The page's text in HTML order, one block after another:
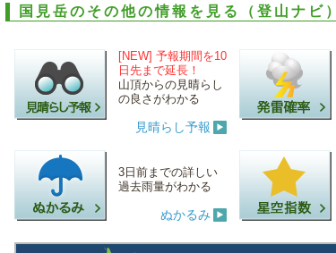
国見岳のその他の情報を見る（登山ナビ）
[NEW] 予報期間を10
日先まで延長！
山頂からの見晴らし
の良さがわかる
見晴らし予報
3日前までの詳しい
過去雨量がわかる
ぬかるみ